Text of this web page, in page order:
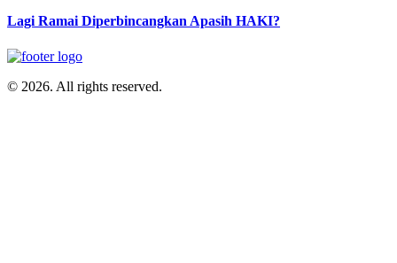
Lagi Ramai Diperbincangkan Apasih HAKI?
© 2026. All rights reserved.